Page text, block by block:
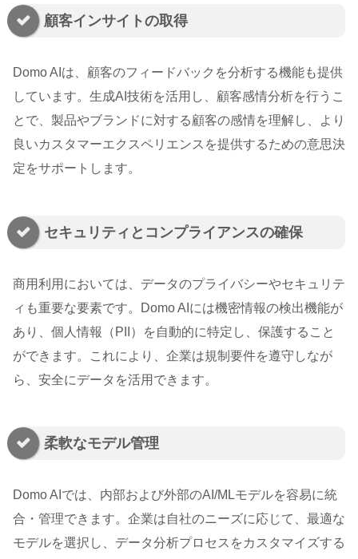
顧客インサイトの取得
Domo AIは、顧客のフィードバックを分析する機能も提供
しています。生成AI技術を活用し、顧客感情分析を行うこ
とで、製品やブランドに対する顧客の感情を理解し、より
良いカスタマーエクスペリエンスを提供するための意思決
定をサポートします。
セキュリティとコンプライアンスの確保
商用利用においては、データのプライバシーやセキュリテ
ィも重要な要素です。Domo AIには機密情報の検出機能が
あり、個人情報（PII）を自動的に特定し、保護すること
ができます。これにより、企業は規制要件を遵守しなが
ら、安全にデータを活用できます。
柔軟なモデル管理
Domo AIでは、内部および外部のAI/MLモデルを容易に統
合・管理できます。企業は自社のニーズに応じて、最適な
モデルを選択し、データ分析プロセスをカスタマイズする